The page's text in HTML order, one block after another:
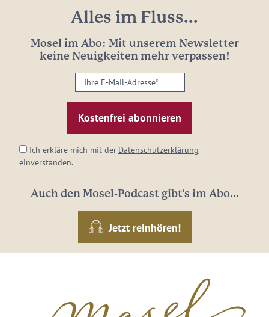
Alles im Fluss...
Mosel im Abo: Mit unserem Newsletter
keine Neuigkeiten mehr verpassen!
Ihre
E-
Mail-
Adresse:
Ich erkläre mich mit der Datenschutzerklärung
einverstanden.
Auch den Mosel-Podcast gibt's im Abo...
Jetzt reinhören!